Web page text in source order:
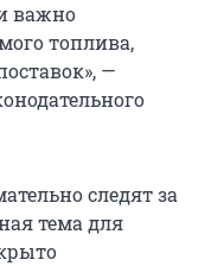
важно
топлива,
—
следят за
тема для